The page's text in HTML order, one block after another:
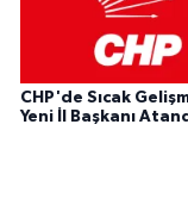
CHP'de Sıcak
Yeni İl Başkanı